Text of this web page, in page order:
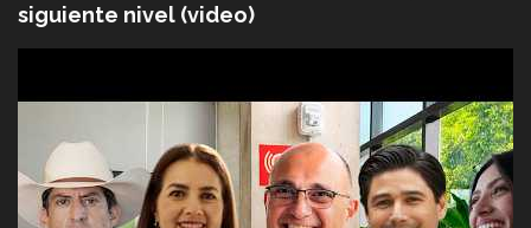
siguiente nivel (video)